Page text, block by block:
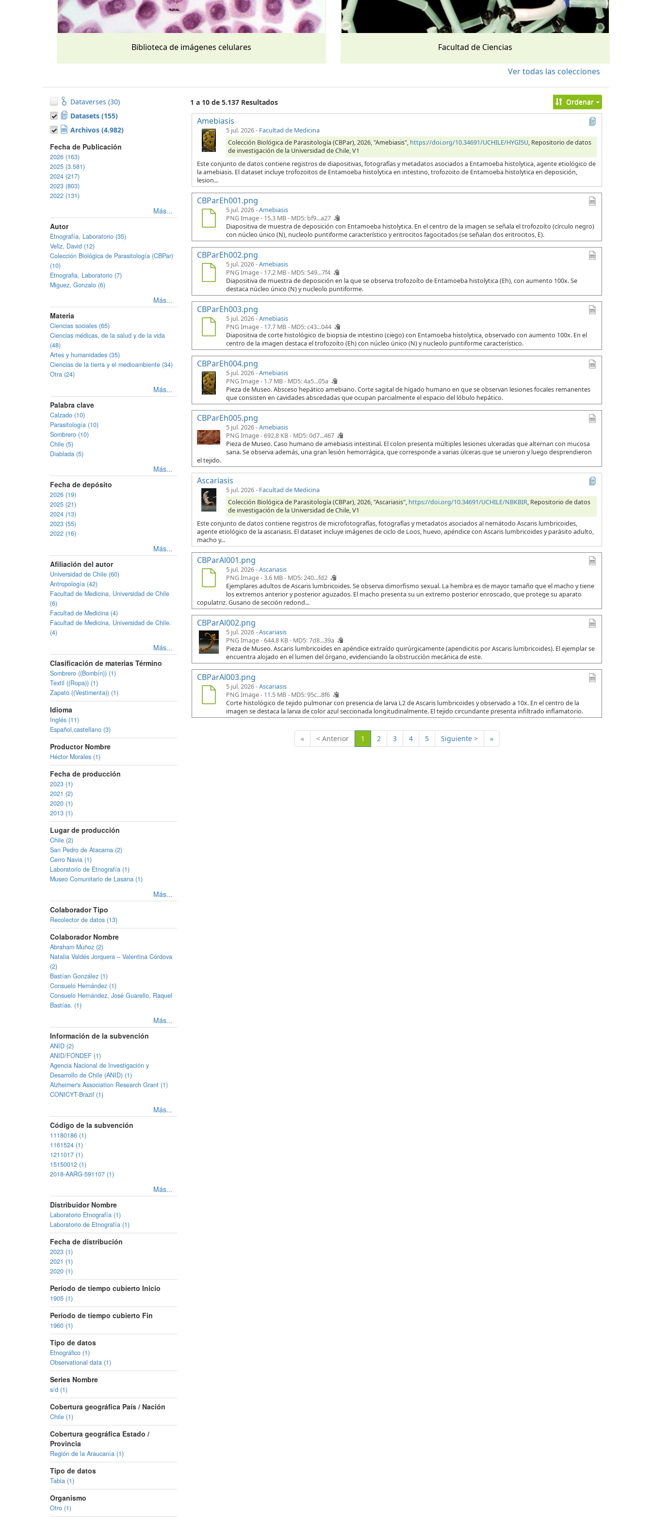
Biblioteca de imágenes celulares Facultad de Ciencias
Ver todas las colecciones
Dataverses (30)
Datasets (155)
Archivos (4.982)
Fecha de Publicación
2026 (163)
2025 (3.581)
2024 (217)
2023 (803)
2022 (131)
Más...
Autor
Etnografía, Laboratorio (35)
Veliz, David (12)
Colección Biológica de Parasitología (CBPar)
(10)
Etnografia, Laboratorio (7)
Miguez, Gonzalo (6)
Más...
Materia
Ciencias sociales (65)
Ciencias médicas, de la salud y de la vida
(48)
Artes y humanidades (35)
Ciencias de la tierra y el medioambiente (34)
Otra (24)
Más...
Palabra clave
Calzado (10)
Parasitología (10)
Sombrero (10)
Chile (5)
Diablada (5)
Más...
Fecha de depósito
2026 (19)
2025 (21)
2024 (13)
2023 (55)
2022 (16)
Más...
Afiliación del autor
Universidad de Chile (60)
Antropología (42)
Facultad de Medicina, Universidad de Chile
(6)
Facultad de Medicina (4)
Facultad de Medicina, Universidad de Chile.
(4)
Más...
Clasificación de materias Término
Sombrero ((Bombín)) (1)
Textil ((Ropa)) (1)
Zapato ((Vestimenta)) (1)
Idioma
Inglés (11)
Español,castellano (3)
Productor Nombre
Héctor Morales (1)
Fecha de producción
2023 (1)
2021 (2)
2020 (1)
2013 (1)
Lugar de producción
Chile (2)
San Pedro de Atacama (2)
Cerro Navia (1)
Laboratorio de Etnografía (1)
Museo Comunitario de Lasana (1)
Más...
Colaborador Tipo
Recolector de datos (13)
Colaborador Nombre
Abraham Muñoz (2)
Natalia Valdés Jorquera – Valentina Córdova
(2)
Bastían González (1)
Consuelo Hernández (1)
Consuelo Hernández, José Guarello, Raquel
Bastías. (1)
Más...
Información de la subvención
ANID (2)
ANID/FONDEF (1)
Agencia Nacional de Investigación y
Desarrollo de Chile (ANID) (1)
Alzheimer's Association Research Grant (1)
CONICYT-Brazil (1)
Más...
Código de la subvención
11180186 (1)
1161524 (1)
1211017 (1)
15150012 (1)
2018-AARG-591107 (1)
Más...
Distribuidor Nombre
Laboratorio Etnografía (1)
Laboratorio de Etnografía (1)
Fecha de distribución
2023 (1)
2021 (1)
2020 (1)
Período de tiempo cubierto Inicio
1905 (1)
Período de tiempo cubierto Fin
1960 (1)
Tipo de datos
Etnográfico (1)
Observational data (1)
Series Nombre
s/d (1)
Cobertura geográfica País / Nación
Chile (1)
Cobertura geográfica Estado /
Provincia
Región de la Araucanía (1)
Tipo de datos
Tabla (1)
Organismo
Otro (1)
1 a 10 de 5.137 Resultados Ordenar
Amebiasis
5 jul. 2026- Facultad de Medicina
Colección Biológica de Parasitología (CBPar), 2026, "Amebiasis", https://doi.org/10.34691/UCHILE/HYGI5U, Repositorio de datos
de investigación de la Universidad de Chile, V1
Este conjunto de datos contiene registros de diapositivas, fotografías y metadatos asociados a Entamoeba histolytica, agente etiológico de
la amebiasis. El dataset incluye trofozoitos de Entamoeba histolytica en intestino, trofozoito de Entamoeba histolytica en deposición,
lesion...
CBParEh001.png
5 jul. 2026 -Amebiasis
PNG Image - 15.3 MB - MD5: bf9...a27
Diapositiva de muestra de deposición con Entamoeba histolytica. En el centro de la imagen se señala el trofozoíto (círculo negro)
con núcleo único (N), nucleolo puntiforme característico y eritrocitos fagocitados (se señalan dos eritrocitos, E).
CBParEh002.png
5 jul. 2026 -Amebiasis
PNG Image - 17.2 MB - MD5: 549...7f4
Diapositiva de muestra de deposición en la que se observa trofozoíto de Entamoeba histolytica (Eh), con aumento 100x. Se
destaca núcleo único (N) y nucleolo puntiforme.
CBParEh003.png
5 jul. 2026 -Amebiasis
PNG Image - 17.7 MB - MD5: c43...044
Diapositiva de corte histológico de biopsia de intestino (ciego) con Entamoeba histolytica, observado con aumento 100x. En el
centro de la imagen destaca el trofozoíto (Eh) con núcleo único (N) y nucleolo puntiforme característico.
CBParEh004.png
5 jul. 2026 -Amebiasis
PNG Image - 1.7 MB - MD5: 4a5...05a
Pieza de Museo. Absceso hepático amebiano. Corte sagital de hígado humano en que se observan lesiones focales remanentes
que consisten en cavidades abscedadas que ocupan parcialmente el espacio del lóbulo hepático.
CBParEh005.png
5 jul. 2026 -Amebiasis
PNG Image - 692.8 KB - MD5: 0d7...467
Pieza de Museo. Caso humano de amebiasis intestinal. El colon presenta múltiples lesiones ulceradas que alternan con mucosa
sana. Se observa además, una gran lesión hemorrágica, que corresponde a varias úlceras que se unieron y luego desprendieron
el tejido.
Ascariasis
5 jul. 2026- Facultad de Medicina
Colección Biológica de Parasitología (CBPar), 2026, "Ascariasis", https://doi.org/10.34691/UCHILE/NBKBIR, Repositorio de datos
de investigación de la Universidad de Chile, V1
Este conjunto de datos contiene registros de microfotografías, fotografías y metadatos asociados al nemátodo Ascaris lumbricoides,
agente etiológico de la ascariasis. El dataset incluye imágenes de ciclo de Loos, huevo, apéndice con Ascaris lumbricoides y parásito adulto,
macho y...
CBParAl001.png
5 jul. 2026 -Ascariasis
PNG Image - 3.6 MB - MD5: 240...fd2
Ejemplares adultos de Ascaris lumbricoides. Se observa dimorfismo sexual. La hembra es de mayor tamaño que el macho y tiene
los extremos anterior y posterior aguzados. El macho presenta su un extremo posterior enroscado, que protege su aparato
copulatriz. Gusano de sección redond...
CBParAl002.png
5 jul. 2026 -Ascariasis
PNG Image - 644.8 KB - MD5: 7d8...39a
Pieza de Museo. Ascaris lumbricoides en apéndice extraído quirúrgicamente (apendicitis por Ascaris lumbricoides). El ejemplar se
encuentra alojado en el lumen del órgano, evidenciando la obstrucción mecánica de este.
CBParAl003.png
5 jul. 2026 -Ascariasis
PNG Image - 11.5 MB - MD5: 95c...8f6
Corte histológico de tejido pulmonar con presencia de larva L2 de Ascaris lumbricoides y observado a 10x. En el centro de la
imagen se destaca la larva de color azul seccionada longitudinalmente. El tejido circundante presenta infiltrado inflamatorio.
« < Anterior 1 (Actual)
2 3 4 5 Siguiente > »